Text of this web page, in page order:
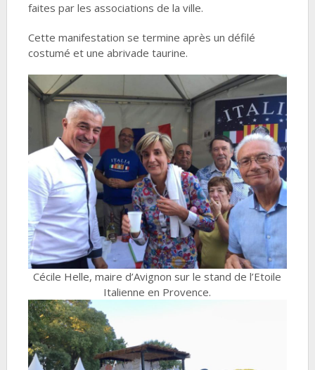
faites par les associations de la ville.
Cette manifestation se termine après un défilé
costumé et une abrivade taurine.
Cécile Helle, maire d’Avignon sur le stand de l’Etoile
Italienne en Provence.